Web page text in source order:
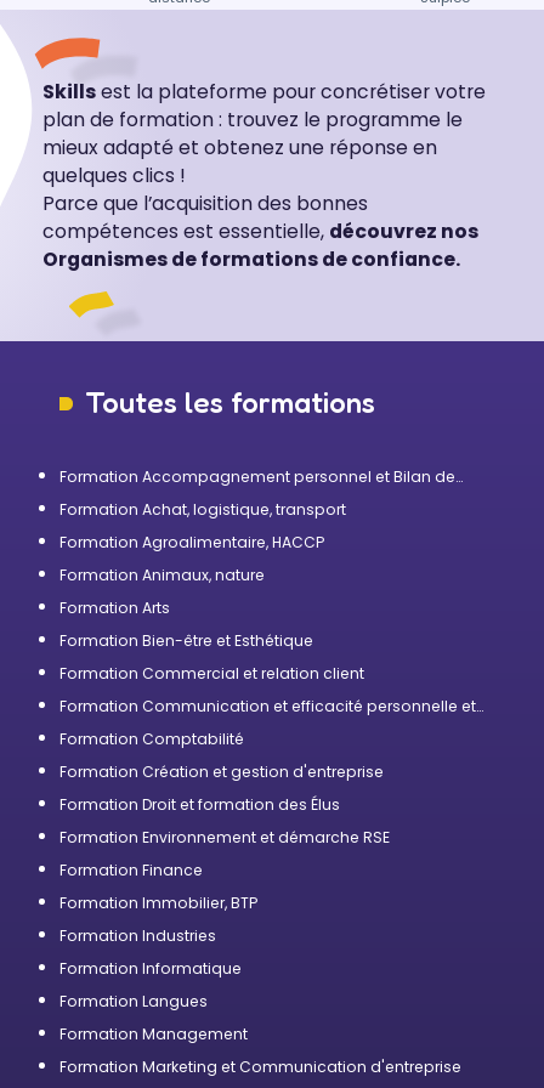
Skillsest la plateforme pour concrétiser votre
plan de formation : trouvez le programme le
mieux adapté et obtenez une réponse en
quelques clics !
Parce que l’acquisition des bonnes
compétences est essentielle, découvrez nos
Organismes de formations de confiance.
Toutes les formations
Formation Accompagnement personnel et Bilan de
Formation Achat, logistique, transport
Formation Agroalimentaire, HACCP
Formation Animaux, nature
Formation Arts
Formation Bien-être et Esthétique
Formation Commercial et relation client
Formation Communication et efficacité personnelle et
Formation Comptabilité
Formation Création et gestion d'entreprise
Formation Droit et formation des Élus
Formation Environnement et démarche RSE
Formation Finance
Formation Immobilier, BTP
Formation Industries
Formation Informatique
Formation Langues
Formation Management
Formation Marketing et Communication d'entreprise